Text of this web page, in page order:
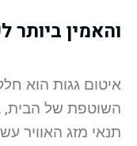
והאמין
איטום גגות הוא
השוטפת של הבית,
תנאי מזג האוויר